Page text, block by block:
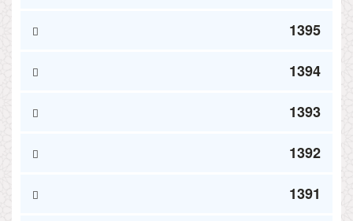
1395
1394
1393
1392
1391